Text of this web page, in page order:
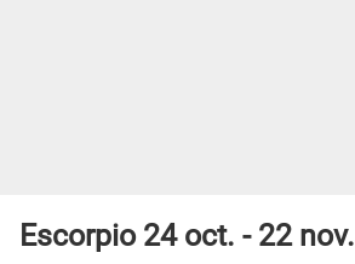
Escorpio 24 oct. - 22 nov.